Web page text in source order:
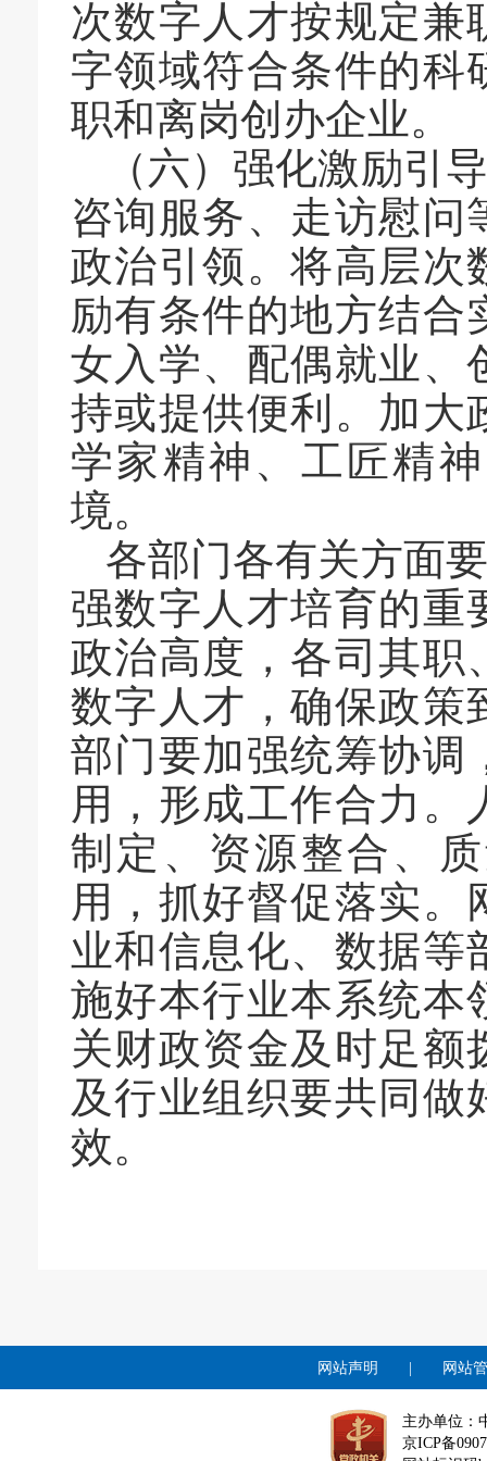
次数字人才按规定兼
字领域符合条件的科
职和离岗创办企业。
（六）强化激励引
咨询服务、走访慰问
政治引领。将高层次
励有条件的地方结合
女入学、配偶就业、
持或提供便利。加大
学家精神、工匠精
境。
各部门各有关方面
强数字人才培育的重
政治高度，各司其职
数字人才，确保政策
部门要加强统筹协调
用，形成工作合力。
制定、资源整合、
用，抓好督促落实。
业和信息化、数据等
施好本行业本系统本
关财政资金及时足额
及行业组织要共同做
效。
网站声明 网站
主办单位：
京ICP备